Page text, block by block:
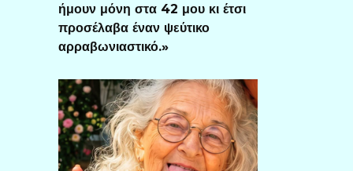
ήμουν μόνη στα 42 μου κι έτσι
προσέλαβα έναν ψεύτικο
αρραβωνιαστικό.»